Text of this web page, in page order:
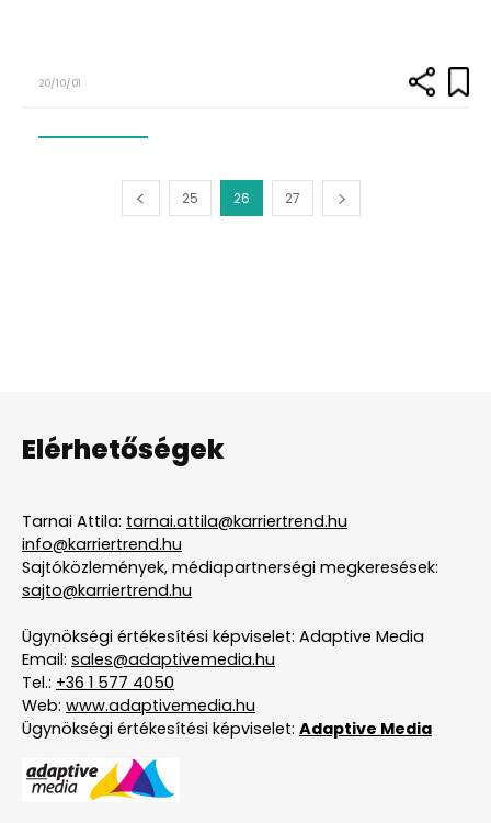
20/10/01
25 26 27
Elérhetőségek
Tarnai Attila: tarnai.attila@karriertrend.hu
info@karriertrend.hu
Sajtóközlemények, médiapartnerségi megkeresések:
sajto@karriertrend.hu
Ügynökségi értékesítési képviselet: Adaptive Media
Email: sales@adaptivemedia.hu
Tel.: +36 1 577 4050
Web: www.adaptivemedia.hu
Ügynökségi értékesítési képviselet: Adaptive Media